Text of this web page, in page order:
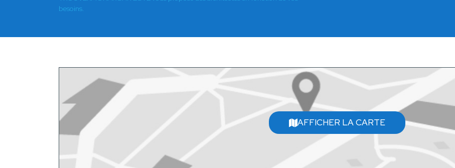
besoins.
AFFICHER LA CARTE